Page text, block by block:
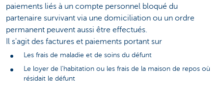
paiements liés à un compte personnel bloqué du
partenaire survivant via une domiciliation ou un ordre
permanent peuvent aussi être effectués.
Il s'agit des factures et paiements portant sur
Les frais de maladie et de soins du défunt
Le loyer de l’habitation ou les frais de la maison de repos où
résidait le défunt